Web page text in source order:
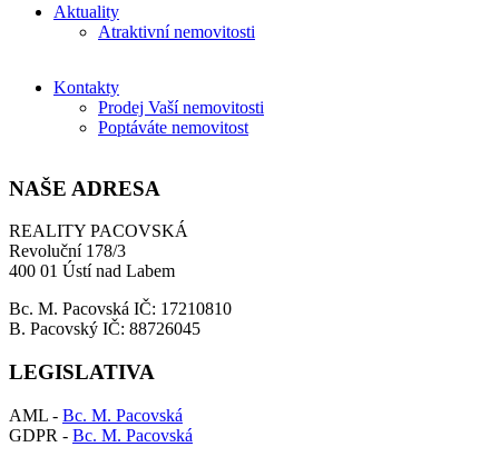
Aktuality
Atraktivní nemovitosti
Kontakty
Prodej Vaší nemovitosti
Poptáváte nemovitost
NAŠE ADRESA
REALITY PACOVSKÁ
Revoluční 178/3
400 01 Ústí nad Labem
Bc. M. Pacovská IČ: 17210810
B. Pacovský IČ: 88726045
LEGISLATIVA
AML - Bc. M. Pacovská
GDPR - Bc. M. Pacovská